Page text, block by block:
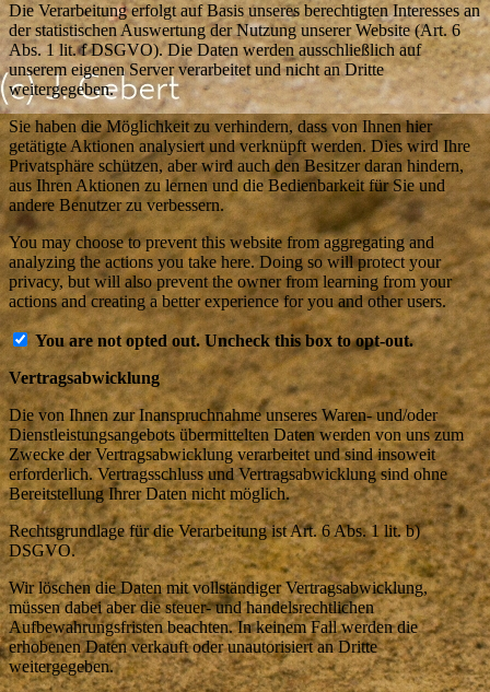
Die Verarbeitung erfolgt auf Basis unseres berechtigten Interesses an
der statistischen Auswertung der Nutzung unserer Website (Art. 6
Abs. 1 lit. f DSGVO). Die Daten werden ausschließlich auf
unserem eigenen Server verarbeitet und nicht an Dritte
weitergegeben.
Sie haben die Möglichkeit zu verhindern, dass von Ihnen hier
getätigte Aktionen analysiert und verknüpft werden. Dies wird Ihre
Privatsphäre schützen, aber wird auch den Besitzer daran hindern,
aus Ihren Aktionen zu lernen und die Bedienbarkeit für Sie und
andere Benutzer zu verbessern.
You may choose to prevent this website from aggregating and
analyzing the actions you take here. Doing so will protect your
privacy, but will also prevent the owner from learning from your
actions and creating a better experience for you and other users.
You are not opted out. Uncheck this box to opt-out.
Vertragsabwicklung
Die von Ihnen zur Inanspruchnahme unseres Waren- und/oder
Dienstleistungsangebots übermittelten Daten werden von uns zum
Zwecke der Vertragsabwicklung verarbeitet und sind insoweit
erforderlich. Vertragsschluss und Vertragsabwicklung sind ohne
Bereitstellung Ihrer Daten nicht möglich.
Rechtsgrundlage für die Verarbeitung ist Art. 6 Abs. 1 lit. b)
DSGVO.
Wir löschen die Daten mit vollständiger Vertragsabwicklung,
müssen dabei aber die steuer- und handelsrechtlichen
Aufbewahrungsfristen beachten. In keinem Fall werden die
erhobenen Daten verkauft oder unautorisiert an Dritte
weitergegeben.